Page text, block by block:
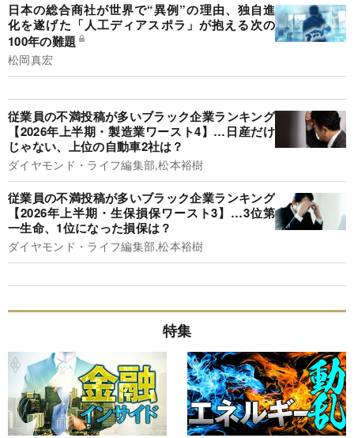
日本の総合商社が世界で“異例”の理由、独自進
化を遂げた「人工ディアスポラ」が抱える次の
100年の難題
松岡真宏
従業員の不満投稿が多いブラック企業ランキング
【2026年上半期・製造業ワースト4】…日産だけ
じゃない、上位の自動車2社は？
ダイヤモンド・ライフ編集部,松本裕樹
従業員の不満投稿が多いブラック企業ランキング
【2026年上半期・生保損保ワースト3】…3位第
一生命、1位になった損保は？
ダイヤモンド・ライフ編集部,松本裕樹
特集